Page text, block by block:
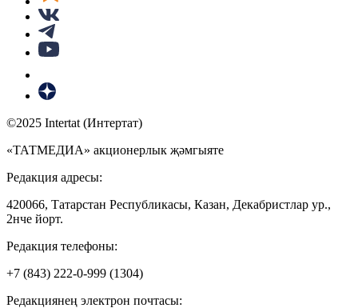
©2025 Intertat (Интертат)
«ТАТМЕДИА» акционерлык җәмгыяте
Редакция адресы:
420066, Татарстан Республикасы, Казан, Декабристлар ур.,
2нче йорт.
Редакция телефоны:
+7 (843) 222-0-999 (1304)
Редакциянең электрон почтасы: